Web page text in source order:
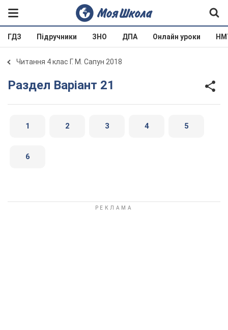
ГДЗ Підручники ЗНО ДПА Онлайн уроки
Читання 4 клас Г. М. Сапун 2018
Раздел Варіант 21
1 2 3 4 5
6